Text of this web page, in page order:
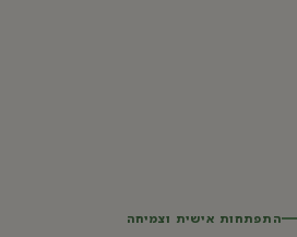
התפתחות אישית וצמיחה